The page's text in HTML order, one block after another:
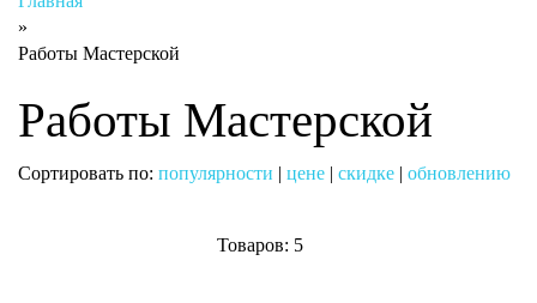
»
Работы Мастерской
Работы Мастерской
Сортировать по: популярности | цене | скидке | обновлению
Товаров: 5